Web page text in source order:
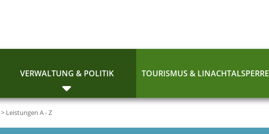
VERWALTUNG & POLITIK TOURISMUS & LINACHTALSPERRE
> Leistungen A - Z